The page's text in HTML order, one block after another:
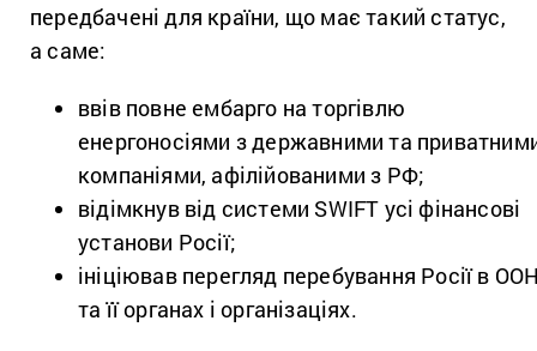
передбачені для країни, що має такий статус,
а саме:
ввів повне ембарго на торгівлю
енергоносіями з державними та
компаніями, афілійованими з РФ;
відімкнув від системи SWIFT усі фінансові
установи Росії;
ініціював перегляд перебування Росії в
та її органах і організаціях.